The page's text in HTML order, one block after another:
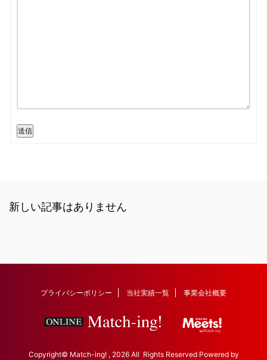
送信
新しい記事はありません
プライバシーポリシー 当社実績一覧 事業会社概要
Copyright© Match-ing! , 2026 All Rights Reserved Powered by